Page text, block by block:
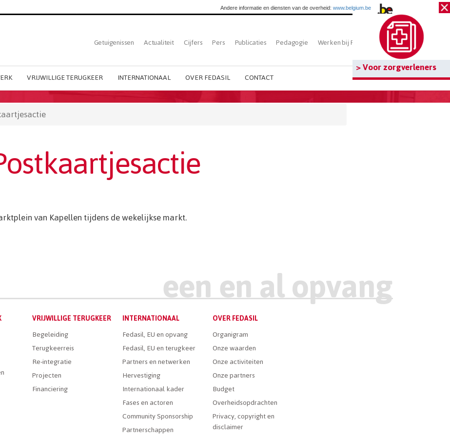
> Voor zorgverleners
Andere informatie en diensten van de overheid: www.belgium.be
Top
Dutch
menu
Getuigenissen Actualiteit Cijfers Pers Publicaties Pedagogie Werken bij Fedasil Zoeken
VRIJWILLIGE TERUGKEER INTERNATIONAAL OVER FEDASIL CONTACT
van Kapellen tijdens de wekelijkse markt.
VRIJWILLIGE TERUGKEER
Begeleiding
Terugkeerreis
Re-integratie
Projecten
Financiering
INTERNATIONAAL
Fedasil, EU en opvang
Fedasil, EU en terugkeer
Partners en netwerken
Hervestiging
Internationaal kader
Fases en actoren
Community Sponsorship
Partnerschappen
OVER FEDASIL
Organigram
Onze waarden
Onze activiteiten
Onze partners
Budget
Overheidsopdrachten
Privacy, copyright en
disclaimer